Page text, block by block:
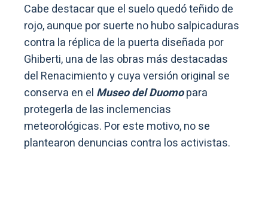
Cabe destacar que el suelo quedó teñido de
rojo, aunque por suerte no hubo salpicaduras
contra la réplica de la puerta diseñada por
Ghiberti, una de las obras más destacadas
del Renacimiento y cuya versión original se
conserva en el Museo del Duomopara
protegerla de las inclemencias
meteorológicas. Por este motivo, no se
plantearon denuncias contra los activistas.